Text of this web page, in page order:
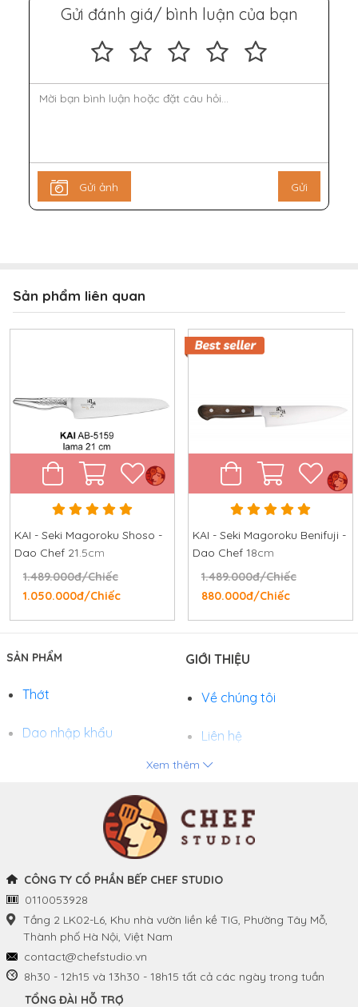
Gửi đánh giá/ bình luận của bạn
Gửi ảnh Gửi
Sản phẩm liên quan
KAI - Seki Magoroku Shoso -
Dao Chef 21.5cm
1.489.000đ/Chiếc
1.050.000đ/Chiếc
KAI - Seki Magoroku Benifuji -
Dao Chef 18cm
1.489.000đ/Chiếc
880.000đ/Chiếc
SẢN PHẨM
Thớt
Dao nhập khẩu
Khay và Bếp nướng
GIỚI THIỆU
Về chúng tôi
Liên hệ
Tuyển dụng
THÔNG TIN
Chính sách và quy định
chung
THEO DÕI CHÚNG TÔI
Xem thêm
CÔNG TY CỔ PHẦN BẾP CHEF STUDIO
0110053928
Tầng 2 LK02-L6, Khu nhà vườn liền kề TIG, Phường Tây Mỗ,
Thành phố Hà Nội, Việt Nam
contact@chefstudio.vn
8h30 - 12h15 và 13h30 - 18h15 tất cả các ngày trong tuần
TỔNG ĐÀI HỖ TRỢ